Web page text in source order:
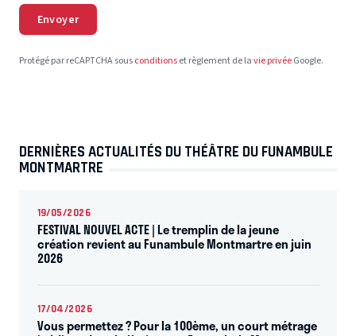
Envoyer
Protégé par reCAPTCHA sousconditionset règlement de lavie privéeGoogle.
DERNIÈRES ACTUALITÉS DU THÉÂTRE DU FUNAMBULE
MONTMARTRE
19/05/2026
FESTIVAL NOUVEL ACTE | Le tremplin de la jeune
création revient au Funambule Montmartre en juin
2026
17/04/2026
Vous permettez ? Pour la 100ème, un court métrage